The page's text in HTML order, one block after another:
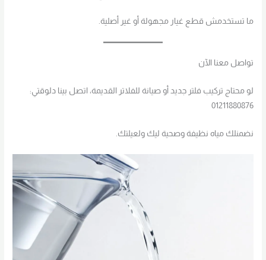
ما تستخدمش قطع غيار مجهولة أو غير أصلية.
تواصل معنا الآن
لو محتاج تركيب فلتر جديد أو صيانة للفلاتر القديمة، اتصل بينا دلوقتي:
01211880876
نضمنلك مياه نظيفة وصحية ليك ولعيلتك.